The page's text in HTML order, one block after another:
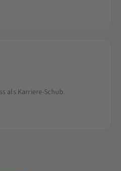
als Karriere-Schub.